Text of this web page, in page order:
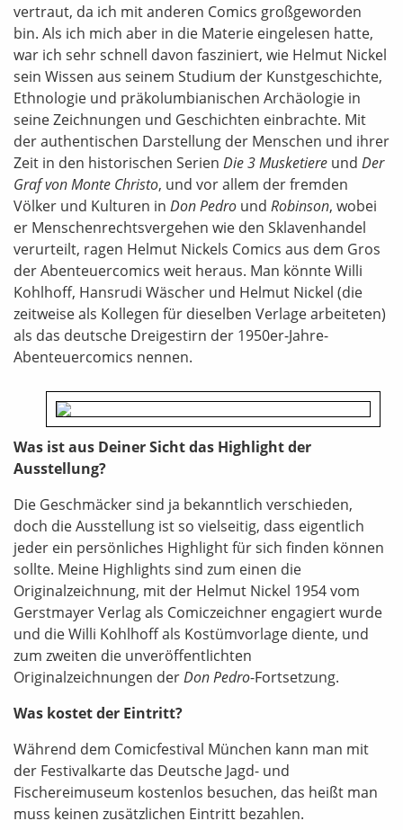
vertraut, da ich mit anderen Comics großgeworden
bin. Als ich mich aber in die Materie eingelesen hatte,
war ich sehr schnell davon fasziniert, wie Helmut Nickel
sein Wissen aus seinem Studium der Kunstgeschichte,
Ethnologie und präkolumbianischen Archäologie in
seine Zeichnungen und Geschichten einbrachte. Mit
der authentischen Darstellung der Menschen und ihrer
Zeit in den historischen Serien Die 3 Musketiere und Der
Graf von Monte Christo, und vor allem der fremden
Völker und Kulturen in Don Pedro und Robinson, wobei
er Menschenrechtsvergehen wie den Sklavenhandel
verurteilt, ragen Helmut Nickels Comics aus dem Gros
der Abenteuercomics weit heraus. Man könnte Willi
Kohlhoff, Hansrudi Wäscher und Helmut Nickel (die
zeitweise als Kollegen für dieselben Verlage arbeiteten)
als das deutsche Dreigestirn der 1950er-Jahre-
Abenteuercomics nennen.
Was ist aus Deiner Sicht das Highlight der
Ausstellung?
Die Geschmäcker sind ja bekanntlich verschieden,
doch die Ausstellung ist so vielseitig, dass eigentlich
jeder ein persönliches Highlight für sich finden können
sollte. Meine Highlights sind zum einen die
Originalzeichnung, mit der Helmut Nickel 1954 vom
Gerstmayer Verlag als Comiczeichner engagiert wurde
und die Willi Kohlhoff als Kostümvorlage diente, und
zum zweiten die unveröffentlichten
Originalzeichnungen derDon Pedro-Fortsetzung.
Was kostet der Eintritt?
Während dem Comicfestival München kann man mit
der Festivalkarte das Deutsche Jagd- und
Fischereimuseum kostenlos besuchen, das heißt man
muss keinen zusätzlichen Eintritt bezahlen.